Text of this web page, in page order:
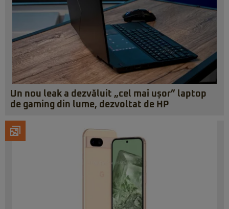
Un nou leak a dezvăluit „cel mai ușor” laptop
de gaming din lume, dezvoltat de HP